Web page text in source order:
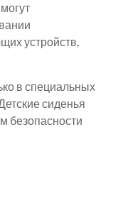
устройств,
в специальных
сиденья
безопасности